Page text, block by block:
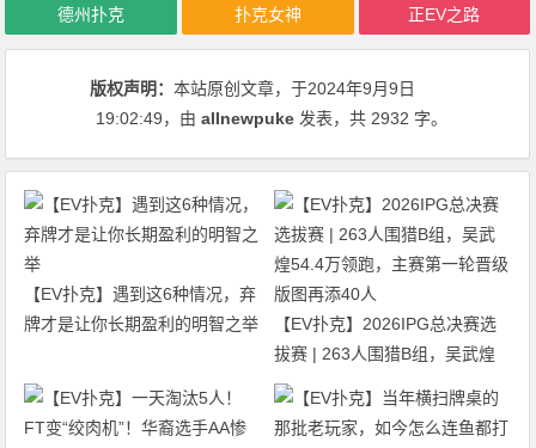
德州扑克 扑克女神 正EV之路
版权声明：本站原创文章，于2024年9月9日
19:02:49，由allnewpuke 发表，共 2932 字。
【EV扑克】遇到这6种情况，弃
牌才是让你长期盈利的明智之举
【EV扑克】2026IPG总决赛选
拔赛 | 263人围猎B组，吴武煌
54.4万领跑，主赛第一轮晋级版